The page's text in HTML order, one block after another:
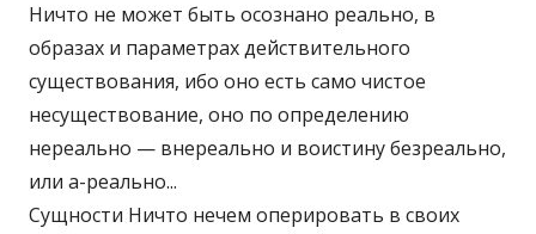
Ничто не может быть осознано реально, в
образах и параметрах действительного
существования, ибо оно есть само чистое
несуществование, оно по определению
нереально — внереально и воистину безреально,
или а-реально...
Сущности Ничто нечем оперировать в своих